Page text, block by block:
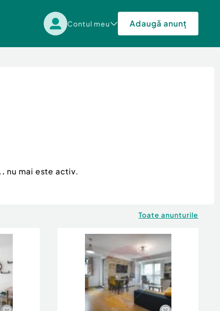
Contul meu Adaugă anunț
nu mai este activ.
Toate anunturile